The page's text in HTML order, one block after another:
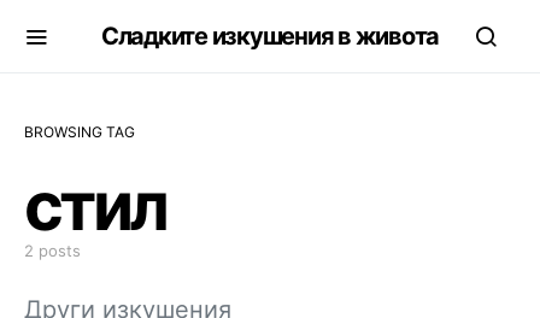
Сладките изкушения в живота
BROWSING TAG
стил
2 posts
Други изкушения